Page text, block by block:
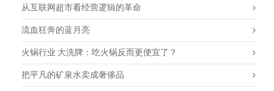
从互联网超市看经营逻辑的革命
流血狂奔的蓝月亮
火锅行业 大洗牌：吃火锅反而更便宜了？
把平凡的矿泉水卖成奢侈品